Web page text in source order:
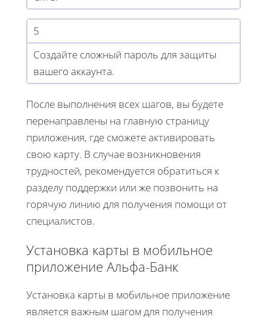
5
Создайте сложный пароль для защиты
вашего аккаунта.
После выполнения всех шагов, вы будете
перенаправлены на главную страницу
приложения, где сможете активировать
свою карту. В случае возникновения
трудностей, рекомендуется обратиться к
разделу поддержки или же позвонить на
горячую линию для получения помощи от
специалистов.
Установка карты в мобильное
приложение Альфа-Банк
Установка карты в мобильное приложение
является важным шагом для получения